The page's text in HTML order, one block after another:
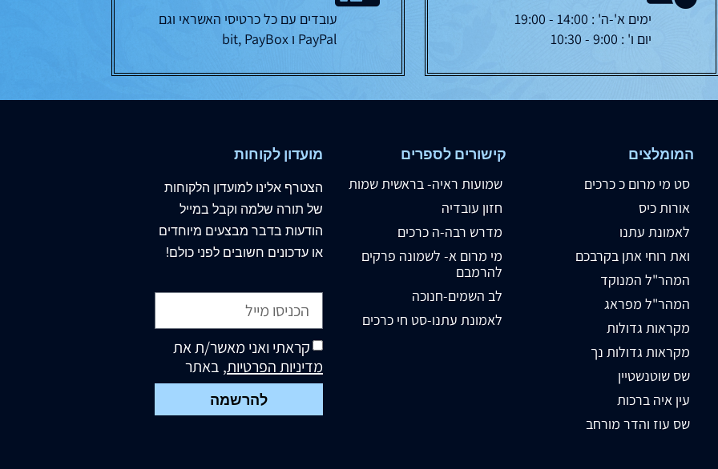
ימים א'-ה' : 14:00 - 19:00
יום ו' : 9:00 - 10:30
עובדים עם כל כרטיסי האשראי וגם
PayPal ו bit, PayBox
המומלצים
סט מי מרום כ כרכים
אורות כיס
לאמונת עתנו
ואת רוחי אתן בקרבכם
המהר"ל המנוקד
המהר"ל מפראג
מקראות גדולות
מקראות גדולות נך
שס שוטנשטיין
עין איה ברכות
שס עוז והדר מורחב
קישורים לספרים
שמועות ראיה- בראשית שמות
חזון עובדיה
מדרש רבה-ה כרכים
מי מרום א- לשמונה פרקים
להרמבם
לב השמים-חנוכה
לאמונת עתנו-סט חי כרכים
מועדון לקוחות
הצטרף אלינו למועדון הלקוחות
של תורה שלמה וקבל במייל
הודעות בדבר מבצעים מיוחדים
או עדכונים חשובים לפני כולם!
קראתי ואני מאשר/ת את
מדיניות הפרטיות, באתר
להרשמה